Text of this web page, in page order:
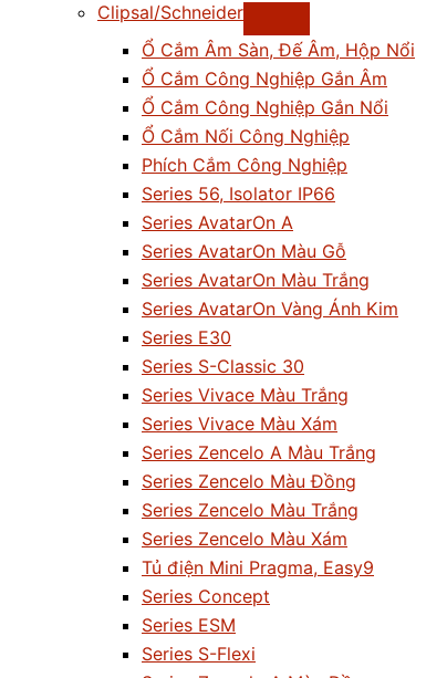
Clipsal/Schneider
Ổ Cắm Âm Sàn, Đế Âm, Hộp Nổi
Ổ Cắm Công Nghiệp Gắn Âm
Ổ Cắm Công Nghiệp Gắn Nổi
Ổ Cắm Nối Công Nghiệp
Phích Cắm Công Nghiệp
Series 56, Isolator IP66
Series AvatarOn A
Series AvatarOn Màu Gỗ
Series AvatarOn Màu Trắng
Series AvatarOn Vàng Ánh Kim
Series E30
Series S-Classic 30
Series Vivace Màu Trắng
Series Vivace Màu Xám
Series Zencelo A Màu Trắng
Series Zencelo Màu Đồng
Series Zencelo Màu Trắng
Series Zencelo Màu Xám
Tủ điện Mini Pragma, Easy9
Series Concept
Series ESM
Series S-Flexi